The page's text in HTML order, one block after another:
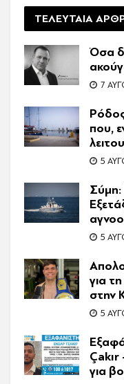
ΤΕΛΕΥΤΑΙΑ
Όσα
7
που,
5
5
για
στην
γίνει
5
Çakır
για